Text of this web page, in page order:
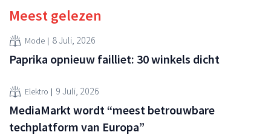
Meest gelezen
Mode 8 Juli, 2026
Paprika opnieuw failliet: 30 winkels dicht
Elektro 9 Juli, 2026
MediaMarkt wordt “meest betrouwbare
techplatform van Europa”